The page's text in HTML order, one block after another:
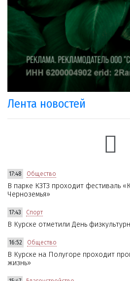
Лента новостей
17:48 Общество
В парке КЗТЗ проходит фестиваль
Черноземья»
17:43 Спорт
В Курске отметили День
16:52 Общество
В Курске на Полугоре проходит
жизнь»